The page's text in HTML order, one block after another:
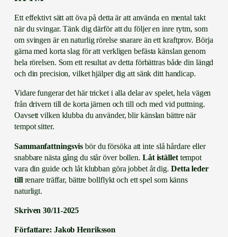
Ett effektivt sätt att öva på detta är att använda en mental takt
när du svingar. Tänk dig därför att du följer en inre rytm, som
om svingen är en naturlig rörelse snarare än ett kraftprov. Börja
gärna med korta slag för att verkligen befästa känslan genom
hela rörelsen. Som ett resultat av detta förbättras både din längd
och din precision, vilket hjälper dig att sänk ditt handicap.
Vidare fungerar det här tricket i alla delar av spelet, hela vägen
från drivern till de korta järnen och till och med vid puttning.
Oavsett vilken klubba du använder, blir känslan bättre när
tempot sitter.
Sammanfattningsvis bör du försöka att inte slå hårdare eller
snabbare nästa gång du står över bollen. Låt iställettempot
vara din guide och låt klubban göra jobbet åt dig. Detta leder
tillrenare träffar, bättre bollflykt och ett spel som känns
naturligt.
Skriven 30/11-2025
Författare: Jakob Henriksson